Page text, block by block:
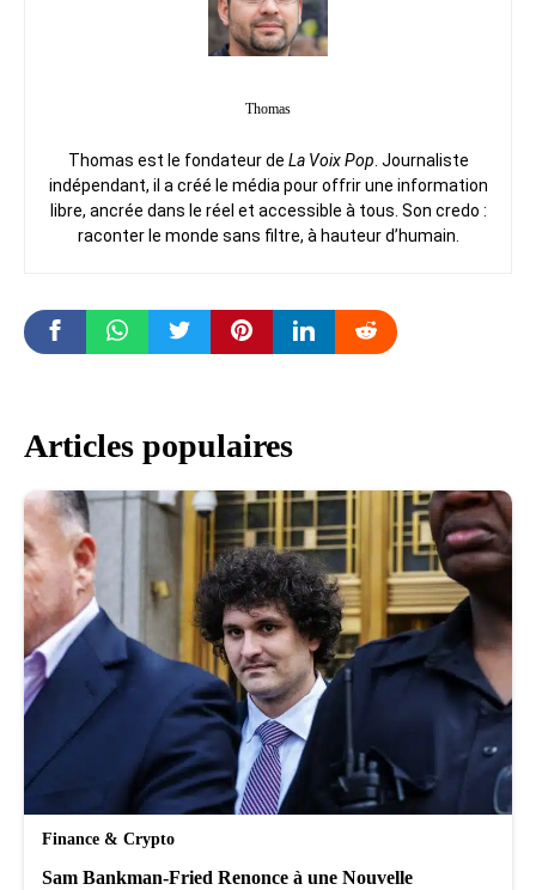
Thomas
Thomas est le fondateur de La Voix Pop . Journaliste
indépendant, il a créé le média pour offrir une information
libre, ancrée dans le réel et accessible à tous. Son credo :
raconter le monde sans filtre, à hauteur d’humain.
Articles populaires
Finance & Crypto
Sam Bankman-Fried Renonce à une Nouvelle